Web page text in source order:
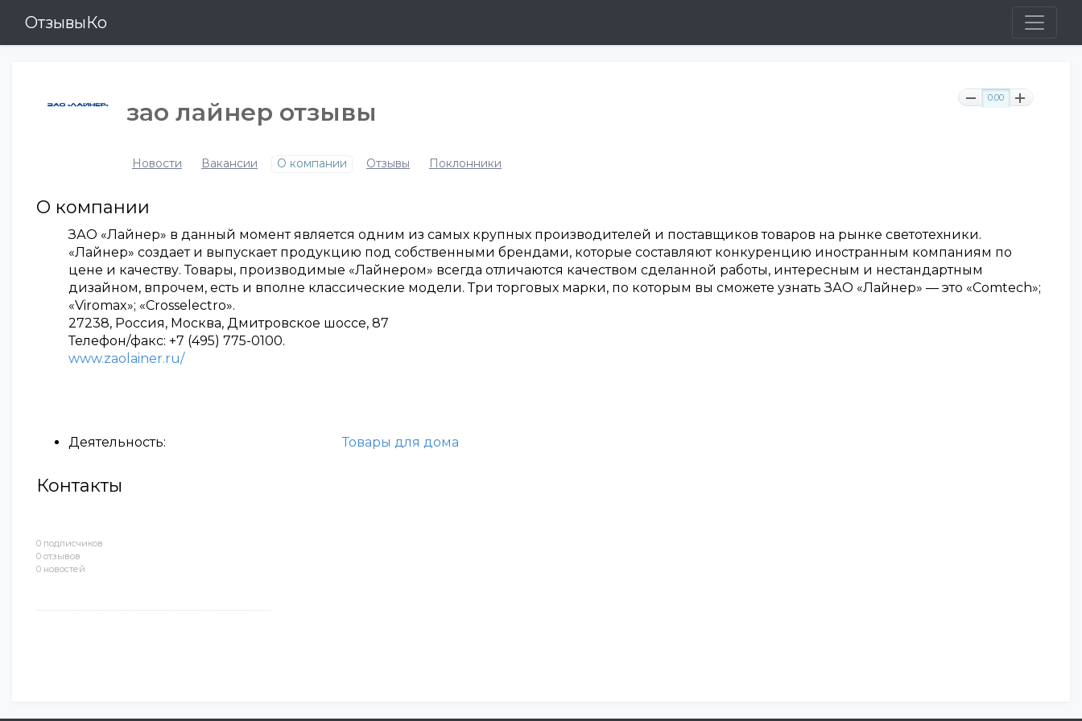
ОтзывыКо
0 подписчиков
0 отзывов
0 новостей
0.00
зао лайнер отзывы
Новости Вакансии О компании Отзывы Поклонники
О компании
ЗАО «Лайнер» в данный момент является одним из самых крупных производителей и поставщиков товаров на рынке светотехники.
«Лайнер» создает и выпускает продукцию под собственными брендами, которые составляют конкуренцию иностранным компаниям по
цене и качеству. Товары, производимые «Лайнером» всегда отличаются качеством сделанной работы, интересным и нестандартным
дизайном, впрочем, есть и вполне классические модели. Три торговых марки, по которым вы сможете узнать ЗАО «Лайнер» — это «Comtech»;
«Viromax»; «Crosselectro».
27238, Россия, Москва, Дмитровское шоссе, 87
Телефон/факс: +7 (495) 775-0100.
www.zaolainer.ru/
Деятельность: Товары для дома
Контакты